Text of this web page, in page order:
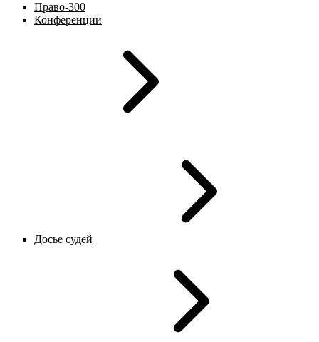
Право-300
Конференции
Досье судей